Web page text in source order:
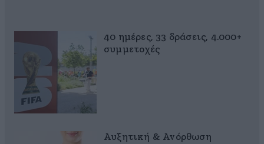
40 ημέρες, 33 δράσεις, 4.000+
συμμετοχές
Αυξητική & Ανόρθωση